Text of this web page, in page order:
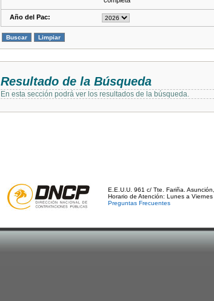
Año del Pac:
Resultado de la Búsqueda
En esta sección podrá ver los resultados de la búsqueda.
E.E.U.U. 961 c/ Tte. Fariña.
Horario de Atención: Lunes a
Preguntas Frecuentes